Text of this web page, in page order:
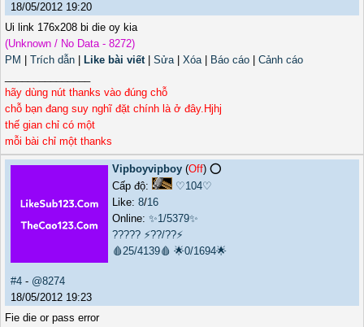
18/05/2012 19:20
Ui link 176x208 bi die oy kia
(Unknown / No Data - 8272)
PM
Trích dẫn Like bài viết| Sửa| Xóa| Báo cáo
Cảnh cáo
hãy dùng nút thanks vào đúng chỗ
chỗ bạn đang suy nghĩ đặt chính là ở đây.Hjhj
thế gian chỉ có một
mỗi bài chỉ một thanks
Vipboyvipboy (Off) ⭕️
Cấp độ:
♡104♡
Like: 8/16
Online: ✨1/5379✨
????? ⚡??/??⚡
🩸25/4139🩸 🌟0/1694🌟
#4 - @8274
18/05/2012 19:23
Fie die or pass error